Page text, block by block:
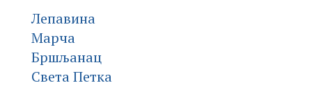
Лепавина
Марча
Бршљанац
Света Петка